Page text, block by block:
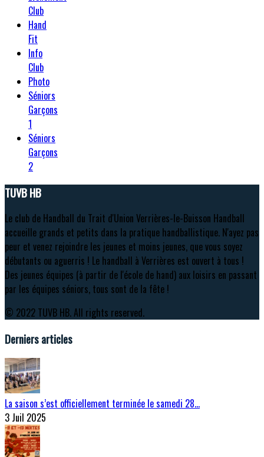
Club
Hand
Fit
Info
Club
Photo
Séniors
Garçons
1
Séniors
Garçons
2
TUVB HB
Le club de Handball du Trait d'Union Verrières-le-Buisson Handball
accueille grands et petits dans la pratique handballistique. N'ayez pas
peur et venez rejoindre les jeunes et moins jeunes, que vous soyez
débutants ou aguerris ! Le handball à Verrières est ouvert à tous !
Des jeunes équipes (à partir de l'école de hand) aux loisirs en passant
par les équipes séniors, tous sont de la fête !
© 2022 TUVB HB. All rights reserved.
Derniers articles
La saison s’est officiellement terminée le samedi 28…
3 Juil 2025